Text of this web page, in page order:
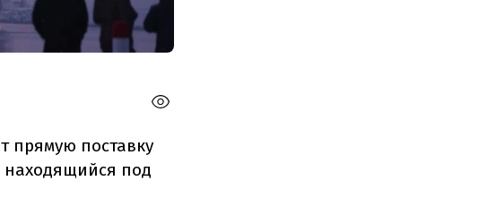
прямую поставку
находящийся под